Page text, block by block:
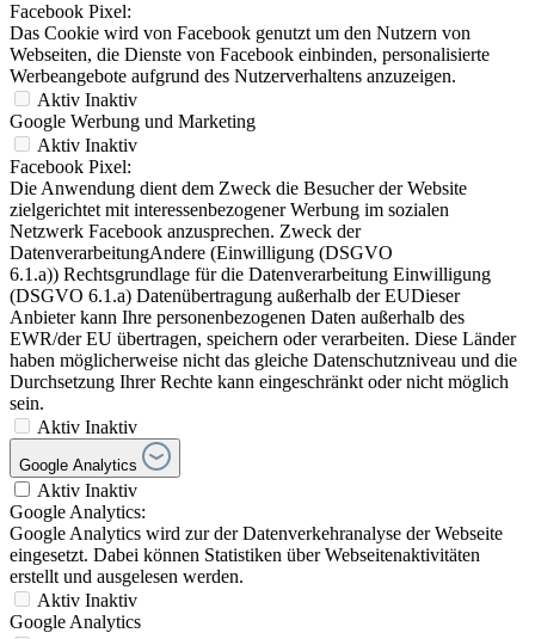
Facebook Pixel:
Das Cookie wird von Facebook genutzt um den Nutzern von
Webseiten, die Dienste von Facebook einbinden, personalisierte
Werbeangebote aufgrund des Nutzerverhaltens anzuzeigen.
Aktiv Inaktiv
Google Werbung und Marketing
Aktiv Inaktiv
Facebook Pixel:
Die Anwendung dient dem Zweck die Besucher der Website
zielgerichtet mit interessenbezogener Werbung im sozialen
Netzwerk Facebook anzusprechen. Zweck der
DatenverarbeitungAndere (Einwilligung (DSGVO
6.1.a)) Rechtsgrundlage für die Datenverarbeitung Einwilligung
(DSGVO 6.1.a) Datenübertragung außerhalb der EUDieser
Anbieter kann Ihre personenbezogenen Daten außerhalb des
EWR/der EU übertragen, speichern oder verarbeiten. Diese Länder
haben möglicherweise nicht das gleiche Datenschutzniveau und die
Durchsetzung Ihrer Rechte kann eingeschränkt oder nicht möglich
sein.
Aktiv Inaktiv
Google Analytics
Aktiv Inaktiv
Google Analytics:
Google Analytics wird zur der Datenverkehranalyse der Webseite
eingesetzt. Dabei können Statistiken über Webseitenaktivitäten
erstellt und ausgelesen werden.
Aktiv Inaktiv
Google Analytics